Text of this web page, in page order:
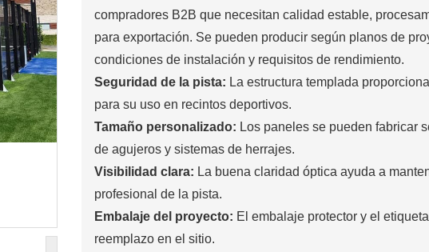
compradores B2B que necesitan calidad estable,
para exportación. Se pueden producir según planos de
condiciones de instalación y requisitos de rendimiento.
Seguridad de la pista: La estructura templada
para su uso en recintos deportivos.
Tamaño personalizado: Los paneles se pueden fabricar
de agujeros y sistemas de herrajes.
Visibilidad clara: La buena claridad óptica ayuda a
profesional de la pista.
Embalaje del proyecto: El embalaje protector y el
reemplazo en el sitio.